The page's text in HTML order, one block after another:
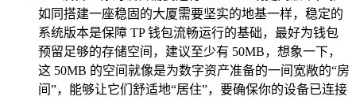
如同搭建一座稳固的大厦需要坚实的地基一样，稳定的
系统版本是保障 TP 钱包流畅运行的基础，最好为钱包
预留足够的存储空间，建议至少有 50MB，想象一下，
这 50MB 的空间就像是为数字资产准备的一间宽敞的“房
间”，能够让它们舒适地“居住”，要确保你的设备已连接